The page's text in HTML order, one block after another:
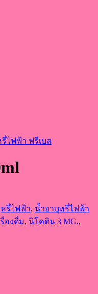
ไฟฟ้า ฟรีเบส
รี่ไฟฟ้า, น้ำยาบุหรี่ไฟฟ้า
องดื่ม, นิโคติน 3 MG.,